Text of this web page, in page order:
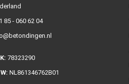
85 - 060 62 04
78323290
NL861346762B01